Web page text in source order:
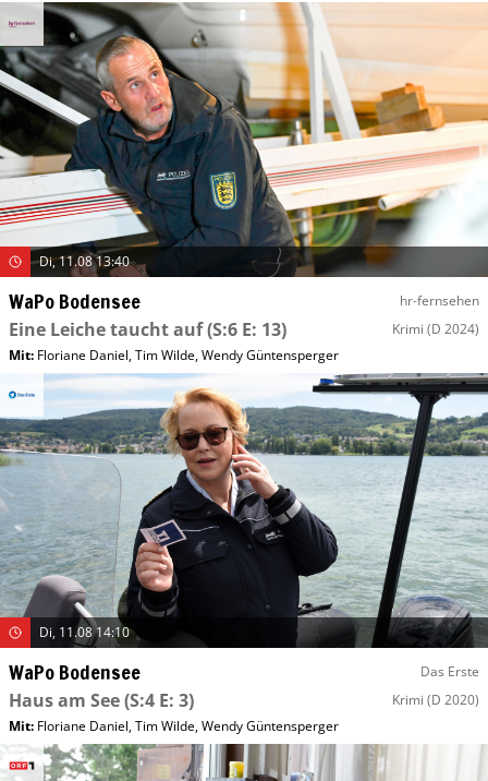
Di, 11.08 13:40
WaPo Bodensee hr-fernsehen
Eine Leiche taucht auf(S:6 E: 13) Krimi (D 2024)
Mit: Floriane Daniel,Tim Wilde,Wendy Güntensperger
Di, 11.08 14:10
WaPo Bodensee Das Erste
Haus am See(S:4 E: 3) Krimi (D 2020)
Mit: Floriane Daniel,Tim Wilde,Wendy Güntensperger